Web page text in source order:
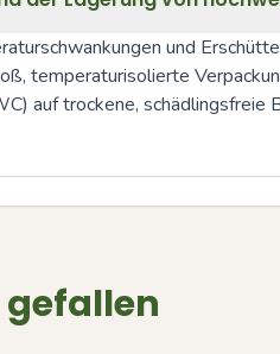
und
temperaturisolierte
auf trockene,
gefallen